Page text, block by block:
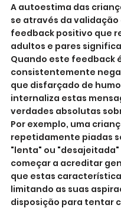
A autoestima das
se através da validação
feedback positivo que
adultos e pares
Quando este feedback
consistentemente
que disfarçado de
internaliza estas
verdades absolutas
Por exemplo, uma
repetidamente piadas
"lenta" ou "desajeitada"
começar a acreditar
que estas
limitando as suas
disposição para tentar